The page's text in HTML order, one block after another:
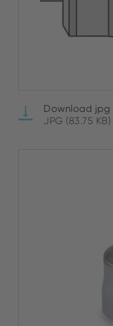
Download jpg
JPG (83.75 KB)